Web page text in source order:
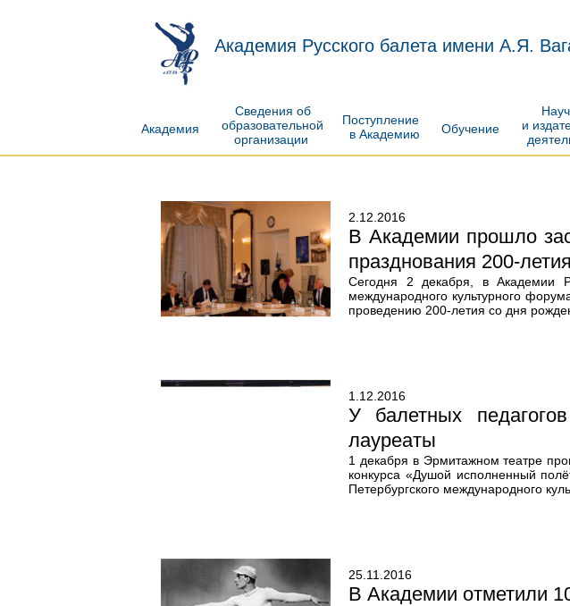
Академия Русского балета имени А.Я.
Академия
Сведения об
образовательной
организации
Поступление
в Академию
Обучение
и
2.12.2016
В Академии прошло
празднования 200-
Сегодня 2 декабря, в Академии
международного культурного
проведению 200-летия со дня
1.12.2016
У балетных
лауреаты
1 декабря в Эрмитажном театре
конкурса «Душой исполненный
Петербургского международного
25.11.2016
В Академии отметили